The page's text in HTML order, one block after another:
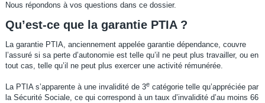
Nous répondons à vos questions dans ce dossier.
Qu’est-ce que la garantie PTIA ?
La garantie PTIA, anciennement appelée garantie dépendance, couvre
l’assuré si sa perte d’autonomie est telle qu’il ne peut plus travailler, ou en
tout cas, telle qu’il ne peut plus exercer une activité rémunérée.
La PTIA s’apparente à une invalidité de 3ecatégorie telle qu’appréciée par
la Sécurité Sociale, ce qui correspond à un taux d’invalidité d’au moins 66